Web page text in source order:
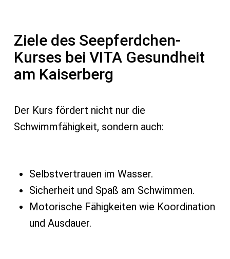
Ziele des Seepferdchen-
Kurses bei VITA Gesundheit
am Kaiserberg
Der Kurs fördert nicht nur die
Schwimmfähigkeit, sondern auch:
Selbstvertrauen im Wasser.
Sicherheit und Spaß am Schwimmen.
Motorische Fähigkeiten wie Koordination
und Ausdauer.